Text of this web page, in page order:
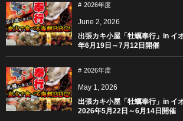
2026年度
June 2, 2026
出張カキ小屋「牡蠣奉行」in イ
年6月19日～7月12日開催
2026年度
May 1, 2026
出張カキ小屋「牡蠣奉行」in イ
2026年5月22日～6月14日開催